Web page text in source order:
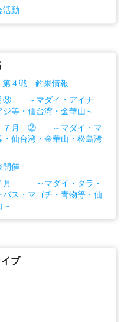
活動
４戦 釣果情報
③ ～マダイ・アイナ
ジ等・仙台湾・金華山～
月 ② ～マダイ・マ
・仙台湾・金華山・松島湾
開催
月 ～マダイ・タラ・
バス・マゴチ・青物等・仙
ブ